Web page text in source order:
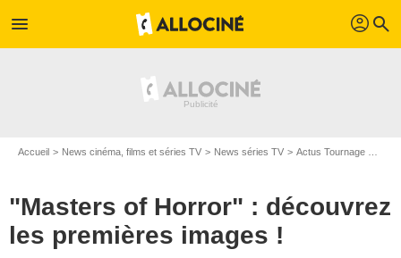
menu profil search
Accueil News cinéma, films et séries TV News séries TV Actus Tournage Séries TV
"Masters of Horror" : découvrez
les premières images !